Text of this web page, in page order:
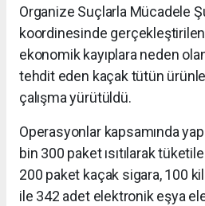
Organize Suçlarla Mücadele
koordinesinde
ekonomik kayıplara neden
tehdit eden kaçak tütün
çalışma yürütüldü.
Operasyonlar kapsamında
bin 300 paket ısıtılarak
200 paket kaçak sigara, 100
ile 342 adet elektronik eşya